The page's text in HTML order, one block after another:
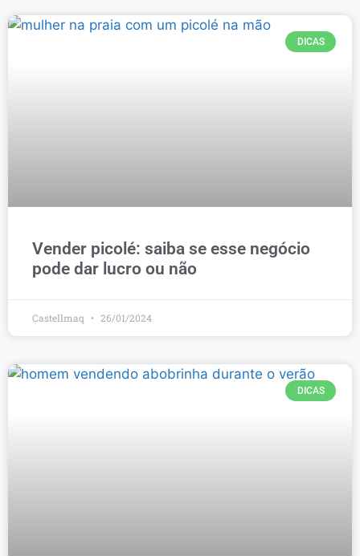
DICAS
Vender picolé: saiba se esse negócio
pode dar lucro ou não
Castellmaq 26/01/2024
DICAS